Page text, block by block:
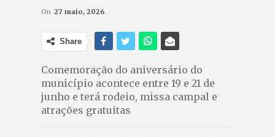
On 27 maio, 2026
Share
Comemoração do aniversário do
município acontece entre 19 e 21 de
junho e terá rodeio, missa campal e
atrações gratuitas